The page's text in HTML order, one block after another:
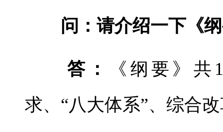
问：请介绍一下《
答：
《纲要》
求、“八大体系”、综合